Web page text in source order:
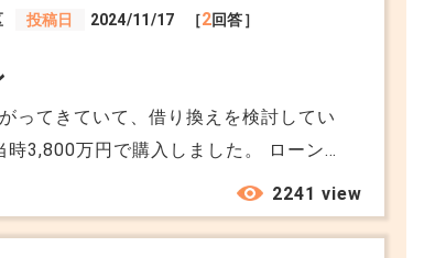
投稿日 2024/11/17 ［2回答］
ってきていて、借り換えを検討してい
3,800万円で購入しました。 ローン残
自分は2年前に転職しています。スムー
か。
2241 view